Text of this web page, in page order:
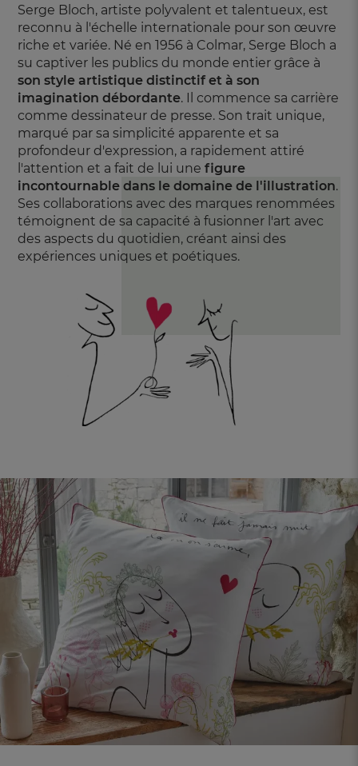
Serge Bloch, artiste polyvalent et talentueux, est
reconnu à l'échelle internationale pour son œuvre
riche et variée. Né en 1956 à Colmar, Serge Bloch a
su captiver les publics du monde entier grâce à
son style artistique distinctif et à son
imagination débordante. Il commence sa carrière
comme dessinateur de presse. Son trait unique,
marqué par sa simplicité apparente et sa
profondeur d'expression, a rapidement attiré
l'attention et a fait de lui unefigure
incontournable dans le domaine de l'illustration.
Ses collaborations avec des marques renommées
témoignent de sa capacité à fusionner l'art avec
des aspects du quotidien, créant ainsi des
expériences uniques et poétiques.